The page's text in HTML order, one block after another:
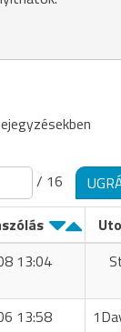
/ 16
13:04
13:58